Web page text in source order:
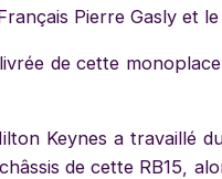
Pierre Gasly et
de cette
Keynes a travaillé
de cette RB15,